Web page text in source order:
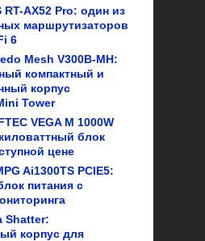
RT-AX52 Pro: один из
маршрутизаторов
6
Mesh V300B-MH:
компактный и
корпус
Tower
VEGA M 1000W
блок
цене
Ai1300TS PCIE5:
питания с
Shatter:
корпус для